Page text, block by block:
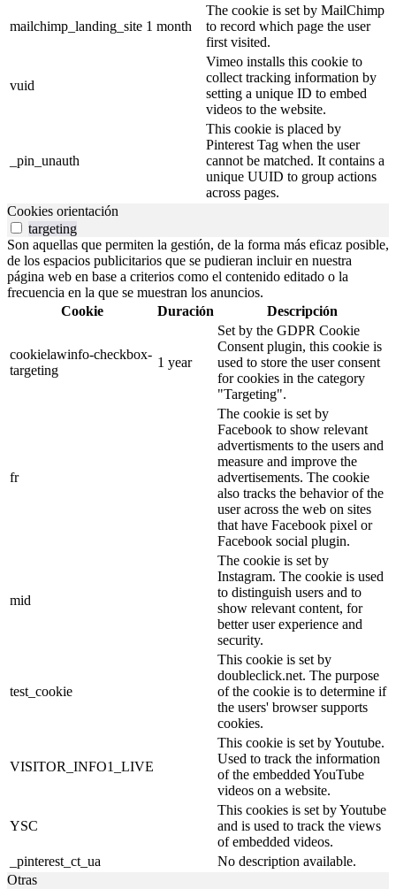
mailchimp_landing_site 1 month
The cookie is set by MailChimp
to record which page the user
first visited.
vuid
Vimeo installs this cookie to
collect tracking information by
setting a unique ID to embed
videos to the website.
_pin_unauth
This cookie is placed by
Pinterest Tag when the user
cannot be matched. It contains a
unique UUID to group actions
across pages.
Cookies orientación
targeting
Son aquellas que permiten la gestión, de la forma más eficaz posible,
de los espacios publicitarios que se pudieran incluir en nuestra
página web en base a criterios como el contenido editado o la
frecuencia en la que se muestran los anuncios.
Cookie
Duración Descripción
cookielawinfo-checkbox-
targeting
1 year
Set by the GDPR Cookie
Consent plugin, this cookie is
used to store the user consent
for cookies in the category
"Targeting".
fr
The cookie is set by
Facebook to show relevant
advertisments to the users and
measure and improve the
advertisements. The cookie
also tracks the behavior of the
user across the web on sites
that have Facebook pixel or
Facebook social plugin.
mid
The cookie is set by
Instagram. The cookie is used
to distinguish users and to
show relevant content, for
better user experience and
security.
test_cookie
This cookie is set by
doubleclick.net. The purpose
of the cookie is to determine if
the users' browser supports
cookies.
VISITOR_INFO1_LIVE
This cookie is set by Youtube.
Used to track the information
of the embedded YouTube
videos on a website.
YSC
This cookies is set by Youtube
and is used to track the views
of embedded videos.
_pinterest_ct_ua
No description available.
Otras